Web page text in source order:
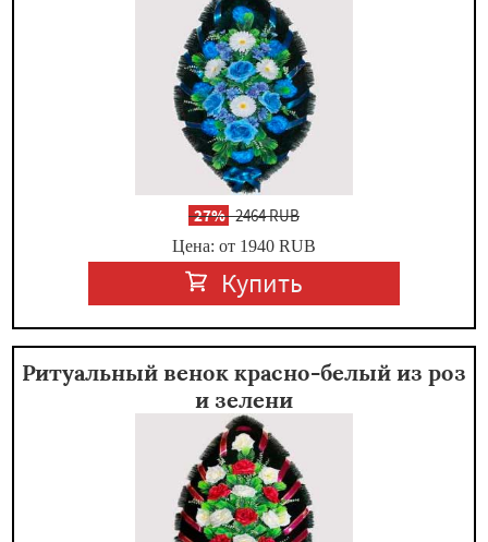
-27%2464 RUB
Цена: от 1940 RUB
Купить
Ритуальный венок красно-белый из роз
и зелени